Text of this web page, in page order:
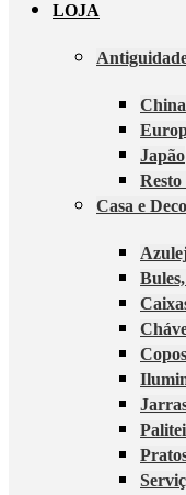
LOJA
China
Japão
Casa e